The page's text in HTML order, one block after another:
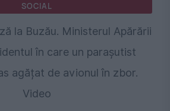
SOCIAL
la Buzău. Ministerul Apărării
în care un parașutist
agățat de avionul în zbor.
Video